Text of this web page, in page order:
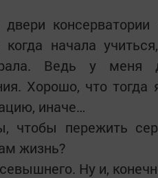
консерватории
начала
Ведь у меня
Хорошо, что
иначе…
чтобы пережить
жизнь?
Ну и,